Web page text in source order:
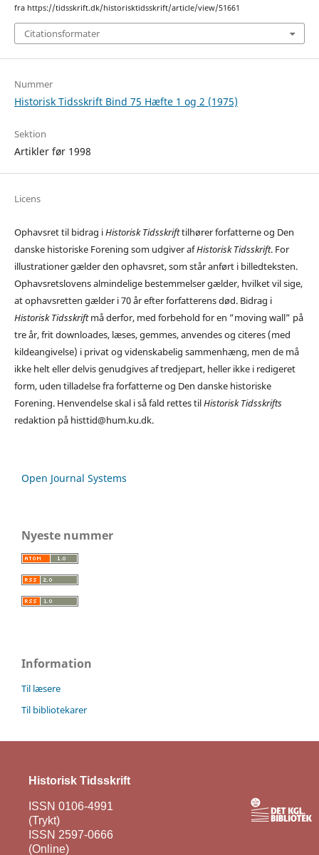
fra https://tidsskrift.dk/historisktidsskrift/article/view/51661
Citationsformater
Nummer
Historisk Tidsskrift Bind 75 Hæfte 1 og 2 (1975)
Sektion
Artikler før 1998
Licens
Ophavsret til bidrag iHistorisk Tidsskrifttilhører forfatterne og Den
danske historiske Forening som udgiver afHistorisk Tidsskrift. For
illustrationer gælder den ophavsret, som står anført i billedteksten.
Ophavsretslovens almindelige bestemmelser gælder, hvilket vil sige,
at ophavsretten gælder i 70 år efter forfatterens død. Bidrag i
Historisk Tidsskriftmå derfor, med forbehold for en ”moving wall” på
tre år, frit downloades, læses, gemmes, anvendes og citeres (med
kildeangivelse) i privat og videnskabelig sammenhæng, men de må
ikke helt eller delvis genudgives af tredjepart, heller ikke i redigeret
form, uden tilladelse fra forfatterne og Den danske historiske
Forening. Henvendelse skal i så fald rettes tilHistorisk Tidsskrifts
redaktion på histtid@hum.ku.dk.
Open Journal Systems
Nyeste nummer
Information
Til læsere
Til bibliotekarer
Historisk Tidsskrift
ISSN 0106-4991
(Trykt)
ISSN 2597-0666
(Online)